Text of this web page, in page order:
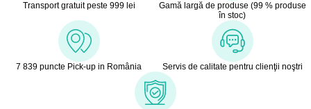
Transport gratuit peste 999 lei
Gamă largă de produse (99 % produse
în stoc)
7 839 puncte Pick-up in România Servis de calitate pentru clienţii noştri